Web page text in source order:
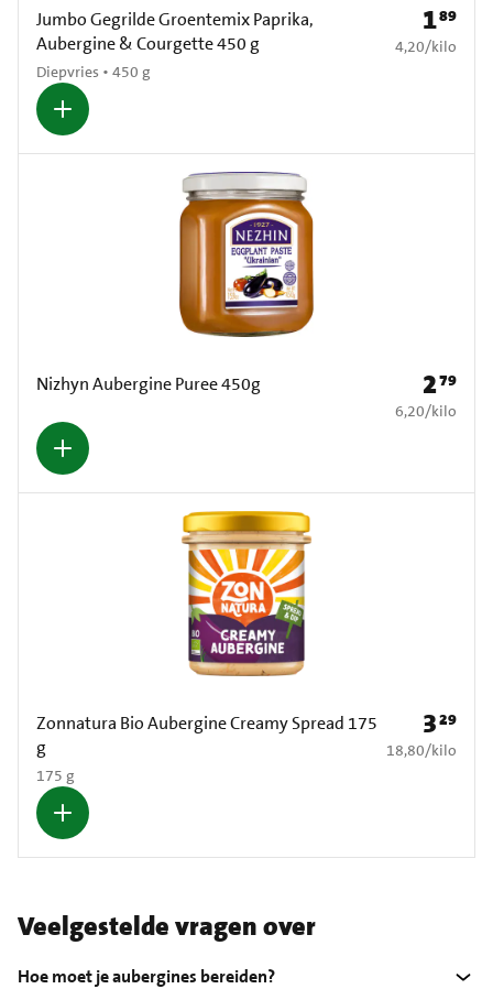
Jumbo Gegrilde Groentemix Paprika,
Aubergine & Courgette 450 g
Diepvries • 450 g
Prijs: €
189
€ 4,20 per kilo
4,20/kilo
Nizhyn Aubergine Puree 450g Prijs: €
279
€ 6,20 per kilo
6,20/kilo
Zonnatura Bio Aubergine Creamy Spread 175
g
175 g
Prijs: €
329
€ 18,80 per kilo
18,80/kilo
Veelgestelde vragen over
Hoe moet je aubergines bereiden?